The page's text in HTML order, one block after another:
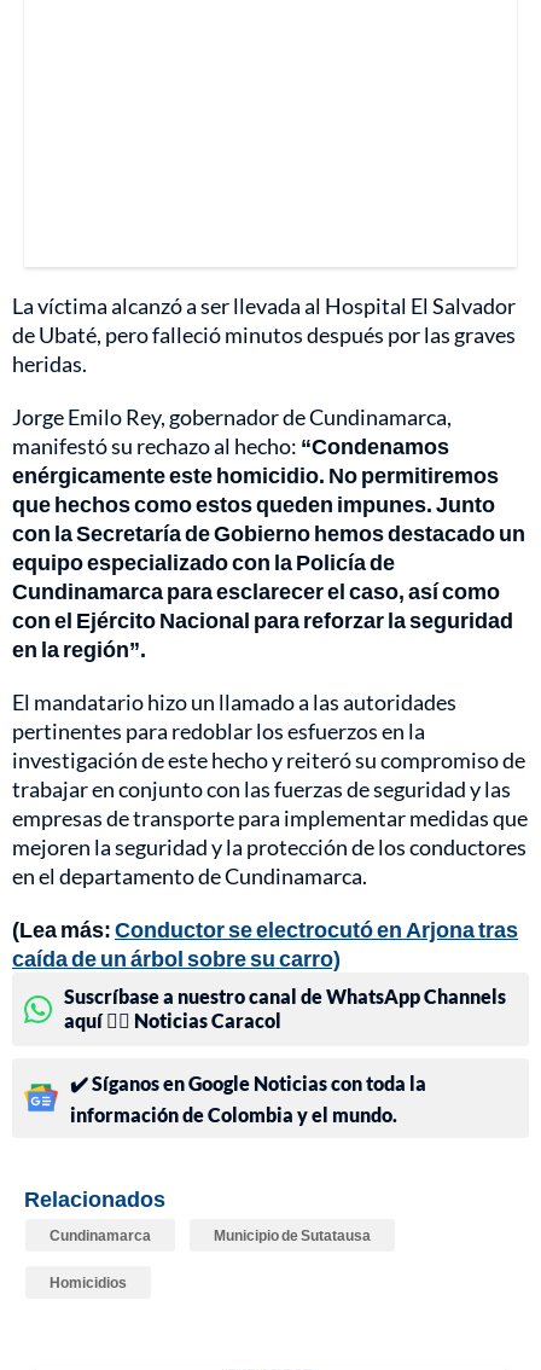
La víctima alcanzó a ser llevada al Hospital El Salvador
de Ubaté, pero falleció minutos después por las graves
heridas.
Jorge Emilo Rey, gobernador de Cundinamarca,
manifestó su rechazo al hecho: “Condenamos
enérgicamente este homicidio. No permitiremos
que hechos como estos queden impunes. Junto
con la Secretaría de Gobierno hemos destacado un
equipo especializado con la Policía de
Cundinamarca para esclarecer el caso, así como
con el Ejército Nacional para reforzar la seguridad
en la región”.
El mandatario hizo un llamado a las autoridades
pertinentes para redoblar los esfuerzos en la
investigación de este hecho y reiteró su compromiso de
trabajar en conjunto con las fuerzas de seguridad y las
empresas de transporte para implementar medidas que
mejoren la seguridad y la protección de los conductores
en el departamento de Cundinamarca.
(Lea más:Conductor se electrocutó en Arjona tras
caída de un árbol sobre su carro)
Suscríbase a nuestro canal de WhatsApp Channels
aquí 👉🏻 Noticias Caracol
✔️ Síganos en Google Noticias con toda la
información de Colombia y el mundo.
Relacionados
Cundinamarca Municipio de Sutatausa
Homicidios